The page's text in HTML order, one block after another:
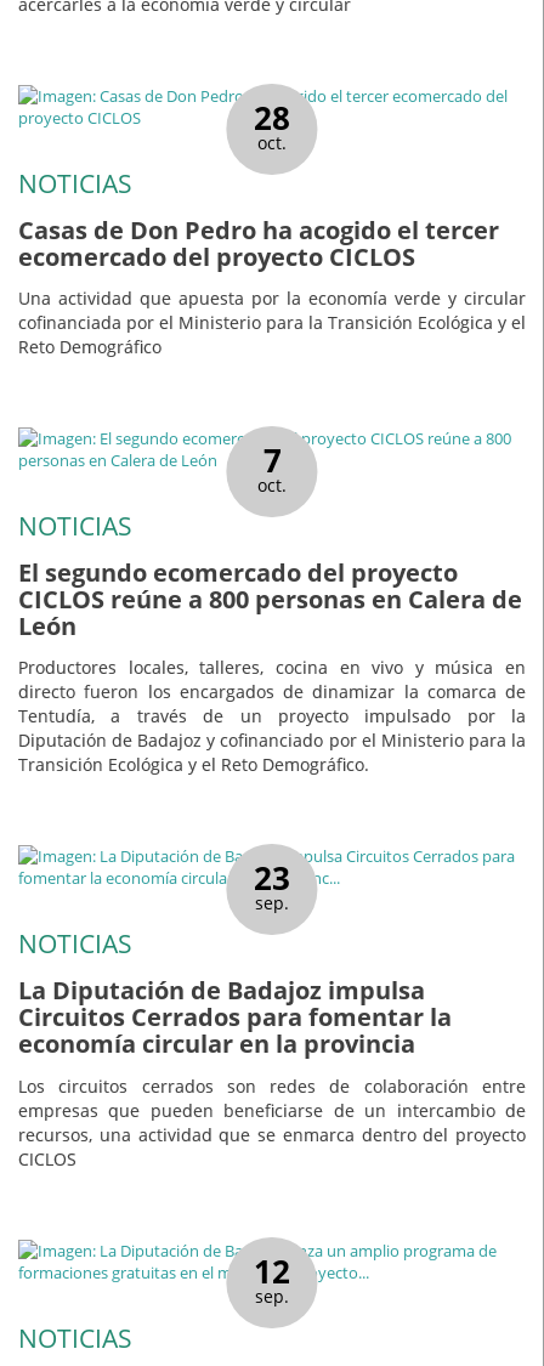
28
oct.
NOTICIAS
Casas de Don Pedro ha acogido el tercer
ecomercado del proyecto CICLOS
Una actividad que apuesta por la economía verde y circular
cofinanciada por el Ministerio para la Transición Ecológica y el
Reto Demográfico
7
oct.
NOTICIAS
El segundo ecomercado del proyecto
CICLOS reúne a 800 personas en Calera de
León
Productores locales, talleres, cocina en vivo y música en
directo fueron los encargados de dinamizar la comarca de
Tentudía, a través de un proyecto impulsado por la
Diputación de Badajoz y cofinanciado por el Ministerio para la
Transición Ecológica y el Reto Demográfico.
23
sep.
NOTICIAS
La Diputación de Badajoz impulsa
Circuitos Cerrados para fomentar la
economía circular en la provincia
Los circuitos cerrados son redes de colaboración entre
empresas que pueden beneficiarse de un intercambio de
recursos, una actividad que se enmarca dentro del proyecto
CICLOS
12
sep.
NOTICIAS